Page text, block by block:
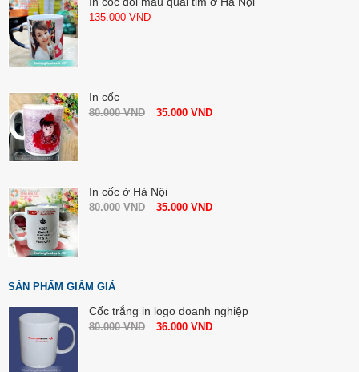
135.000 VND
In cốc
80.000VND 35.000 VND
In cốc ở Hà Nội
80.000VND 35.000 VND
SẢN PHẨM GIẢM GIÁ
Cốc trắng in logo doanh nghiệp
80.000VND 36.000 VND